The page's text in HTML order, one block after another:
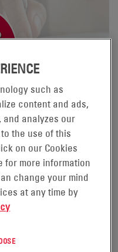
2020
such as
content and ads,
analyzes our
the use of this
on our Cookies
for more information
change your mind
at any time by